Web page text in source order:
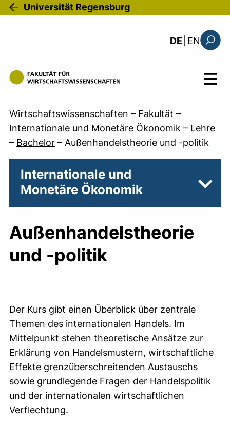
Direkt zum Inhalt
Universität Regensburg
DE EN: this
Menü
Wirtschaftswissenschaften – Fakultät –
Internationale und Monetäre Ökonomik – Lehre
– Bachelor – Außenhandelstheorie und -politik
Internationale und
Monetäre Ökonomik
Außenhandelstheorie
und -politik
Der Kurs gibt einen Überblick über zentrale
Themen des internationalen Handels. Im
Mittelpunkt stehen theoretische Ansätze zur
Erklärung von Handelsmustern, wirtschaftliche
Effekte grenzüberschreitenden Austauschs
sowie grundlegende Fragen der Handelspolitik
und der internationalen wirtschaftlichen
Verflechtung.